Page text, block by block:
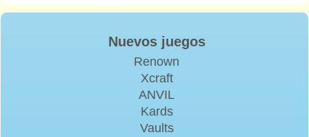
Nuevos juegos
Renown
Xcraft
ANVIL
Kards
Vaults